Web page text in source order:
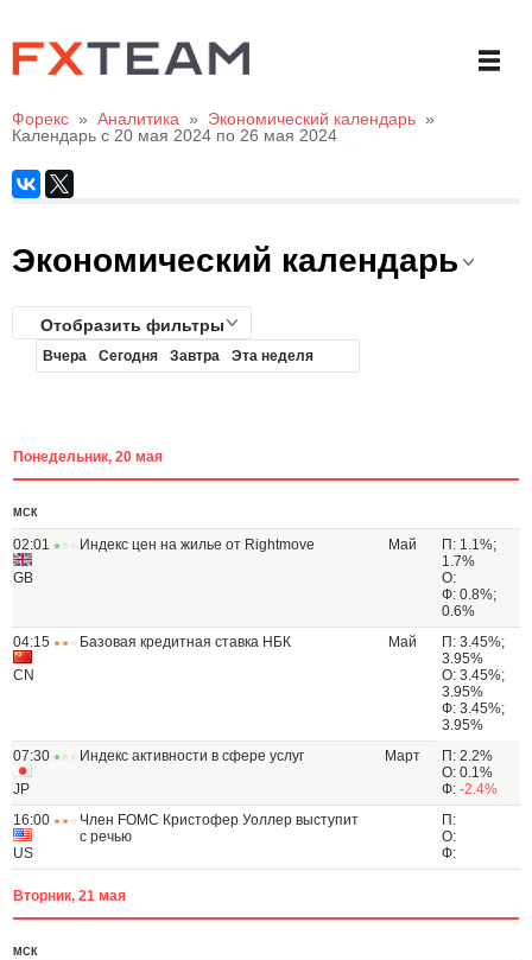
Форекс » Аналитика » Экономический календарь »
Календарь с 20 мая 2024 по 26 мая 2024
Экономический календарь
Отобразить фильтры
Вчера Сегодня Завтра Эта неделя
Понедельник, 20 мая
МСК
02:01
GB
Индекс цен на жилье от Rightmove Май
П: 1.1%;
1.7%
О:
Ф: 0.8%;
0.6%
04:15
CN
Базовая кредитная ставка НБК Май
П: 3.45%;
3.95%
О: 3.45%;
3.95%
Ф: 3.45%;
3.95%
07:30
JP
Индекс активности в сфере услуг Март
П: 2.2%
О: 0.1%
Ф: -2.4%
16:00
US
Член FOMC Кристофер Уоллер выступит
с речью
П:
О:
Ф:
Вторник, 21 мая
МСК